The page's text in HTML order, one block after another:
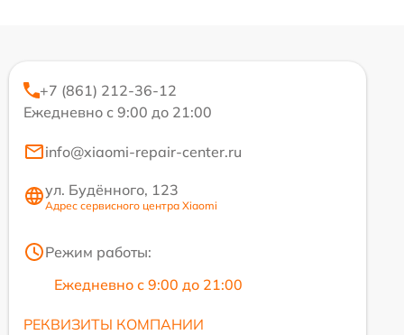
+7 (861) 212-36-12
Ежедневно с 9:00 до 21:00
info@xiaomi-repair-center.ru
ул. Будённого, 123
Адрес сервисного центра Xiaomi
Режим работы:
Ежедневно с 9:00 до 21:00
РЕКВИЗИТЫ КОМПАНИИ